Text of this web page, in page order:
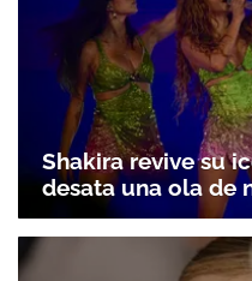
Shakira revive su
desata una ola de